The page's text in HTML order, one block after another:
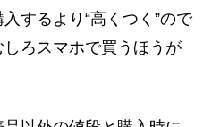
するより“高くつく”ので
ろスマホで買うほうが